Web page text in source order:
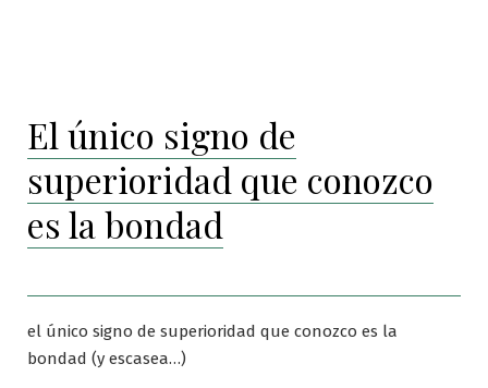
El único signo de
superioridad que conozco
es la bondad
el único signo de superioridad que conozco es la
bondad (y escasea…)